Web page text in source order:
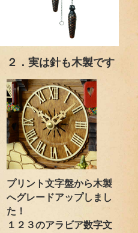
２．実は針も木製です
プリント文字盤から木製
へグレードアップしまし
た！
１２３のアラビア数字文